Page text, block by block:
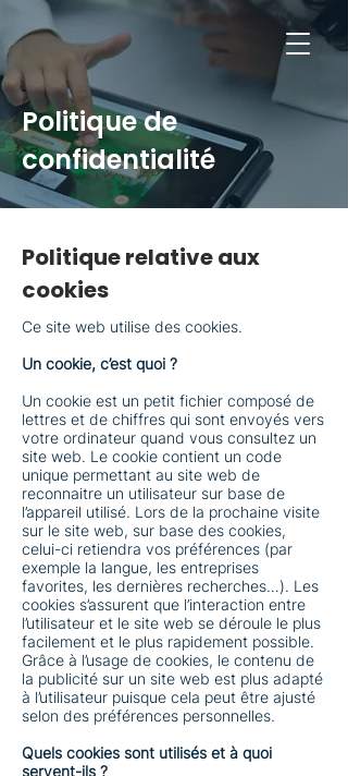
Politique de
confidentialité
Politique relative aux
cookies
Ce site web utilise des cookies.
Un cookie, c’est quoi ?
Un cookie est un petit fichier composé de
lettres et de chiffres qui sont envoyés vers
votre ordinateur quand vous consultez un
site web. Le cookie contient un code
unique permettant au site web de
reconnaitre un utilisateur sur base de
l’appareil utilisé. Lors de la prochaine visite
sur le site web, sur base des cookies,
celui-ci retiendra vos préférences (par
exemple la langue, les entreprises
favorites, les dernières recherches…). Les
cookies s’assurent que l’interaction entre
l’utilisateur et le site web se déroule le plus
facilement et le plus rapidement possible.
Grâce à l’usage de cookies, le contenu de
la publicité sur un site web est plus adapté
à l’utilisateur puisque cela peut être ajusté
selon des préférences personnelles.
Quels cookies sont utilisés et à quoi
servent-ils ?